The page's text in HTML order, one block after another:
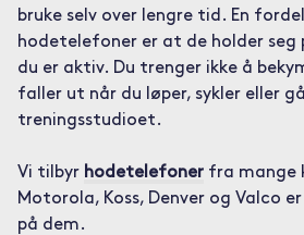
bruke selv over lengre tid. En
hodetelefoner er at de holder seg
du er aktiv. Du trenger ikke å
faller ut når du løper, sykler eller
treningsstudioet.
Vi tilbyr hodetelefonerfra mange
Motorola, Koss, Denver og Valco
på dem.